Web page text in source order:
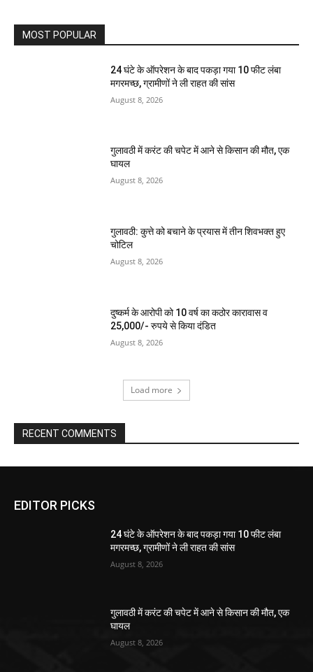
MOST POPULAR
24 घंटे के ऑपरेशन के बाद पकड़ा गया 10 फीट लंबा
मगरमच्छ, ग्रामीणों ने ली राहत की सांस
August 8, 2026
गुलावठी में करंट की चपेट में आने से किसान की मौत, एक
घायल
August 8, 2026
गुलावठी: कुत्ते को बचाने के प्रयास में तीन शिवभक्त हुए
चोटिल
August 8, 2026
दुष्कर्म के आरोपी को 10 वर्ष का कठोर कारावास व
25,000/- रुपये से किया दंडित
August 8, 2026
Load more
RECENT COMMENTS
EDITOR PICKS
24 घंटे के ऑपरेशन के बाद पकड़ा गया 10 फीट लंबा
मगरमच्छ, ग्रामीणों ने ली राहत की सांस
August 8, 2026
गुलावठी में करंट की चपेट में आने से किसान की मौत, एक
घायल
August 8, 2026